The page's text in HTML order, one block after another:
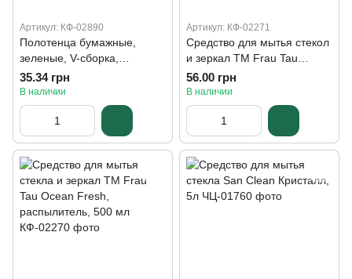
Артикул: КФ-02890
Полотенца бумажные,
зеленые, V-сборка,
230*250, 170 листов
35.34 грн
В наличии
Артикул: КФ-02271
Средство для мытья стекол
и зеркал ТМ Frau Tau
Universal, распылитель, 500
мл
56.00 грн
В наличии